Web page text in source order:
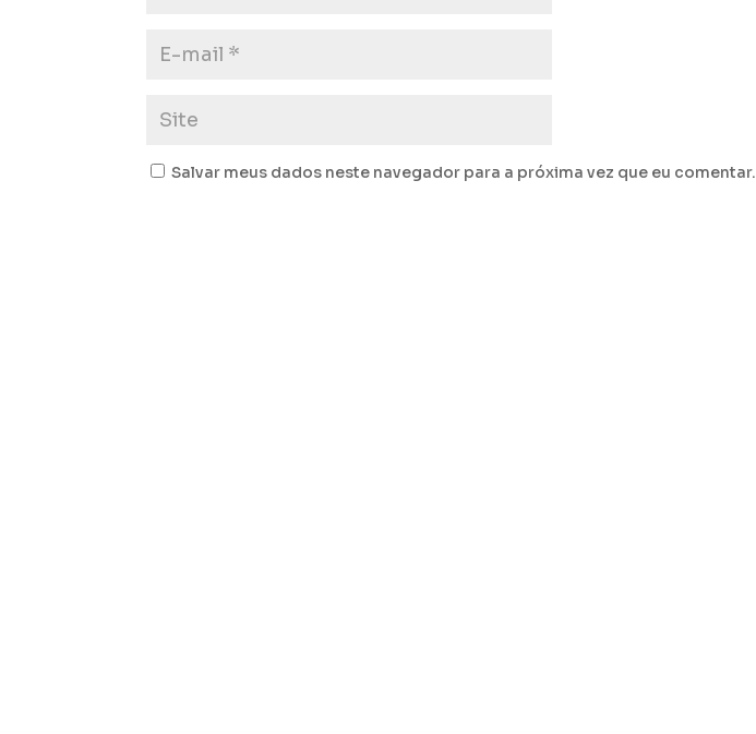
Salvar meus dados neste navegador para a próxima vez que eu comentar.